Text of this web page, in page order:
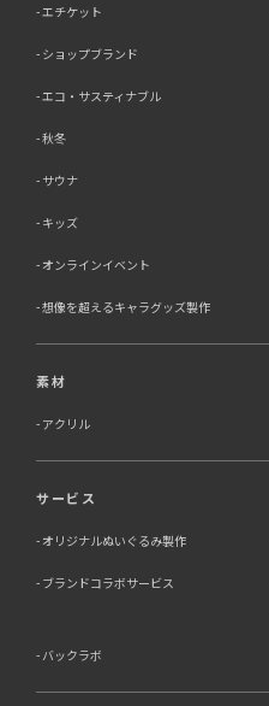
エチケット
ショップブランド
エコ・サスティナブル
秋冬
サウナ
キッズ
オンラインイベント
想像を超えるキャラグッズ製作
素材
アクリル
サービス
オリジナルぬいぐるみ製作
ブランドコラボサービス
バックラボ